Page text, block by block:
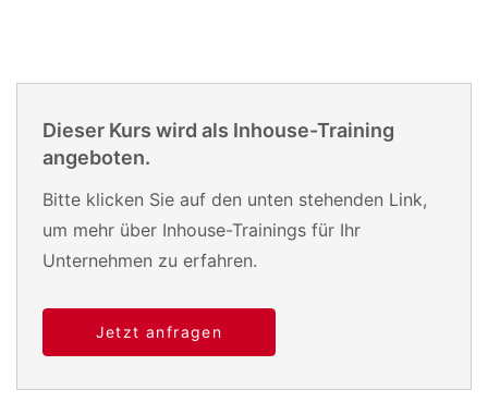
Dieser Kurs wird als Inhouse-Training
angeboten.
Bitte klicken Sie auf den unten stehenden Link,
um mehr über Inhouse-Trainings für Ihr
Unternehmen zu erfahren.
Jetzt anfragen